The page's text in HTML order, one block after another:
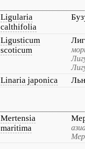
Ligularia
calthifolia
Ligusticum
scoticum
Linaria japonica
Mertensia
maritima